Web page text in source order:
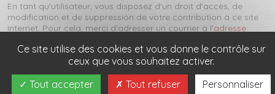
En tant qu'utilisateur, vous disposez d'un droit d'accès, de
modification et de suppression de votre contribution à ce site
Internet. Pour cela, merci d'adresser un courrier à l'adresse
également exercer vos droits directement via courrier
électronique. Pour cela, envoyez nous votre demande via notre
formulaire de contact.
Nous vous informons enfin que les informations nominatives
Ce site utilise des cookies et vous donne le contrôle sur
ceux que vous souhaitez activer.
Tout accepter
Tout refuser Personnaliser